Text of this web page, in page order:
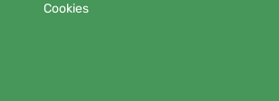
Cookies